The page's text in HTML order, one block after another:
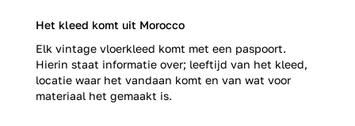
Het kleed komt uit Morocco
Elk vintage vloerkleed komt met een paspoort.
Hierin staat informatie over; leeftijd van het kleed,
locatie waar het vandaan komt en van wat voor
materiaal het gemaakt is.